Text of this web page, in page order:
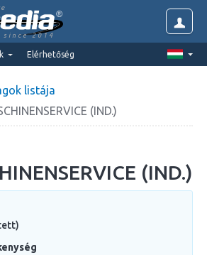
since 2014
Elérhetőség
listája
(IND.)
(IND.)